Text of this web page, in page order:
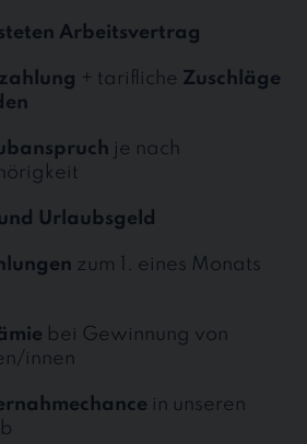
Arbeitsvertrag
+ tarifliche Zuschläge
je nach
Urlaubsgeld
zum 1. eines Monats
bei Gewinnung von
innen
in unseren